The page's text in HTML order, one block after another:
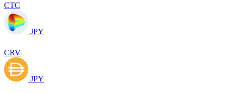
CTC
JPY
CRV
JPY